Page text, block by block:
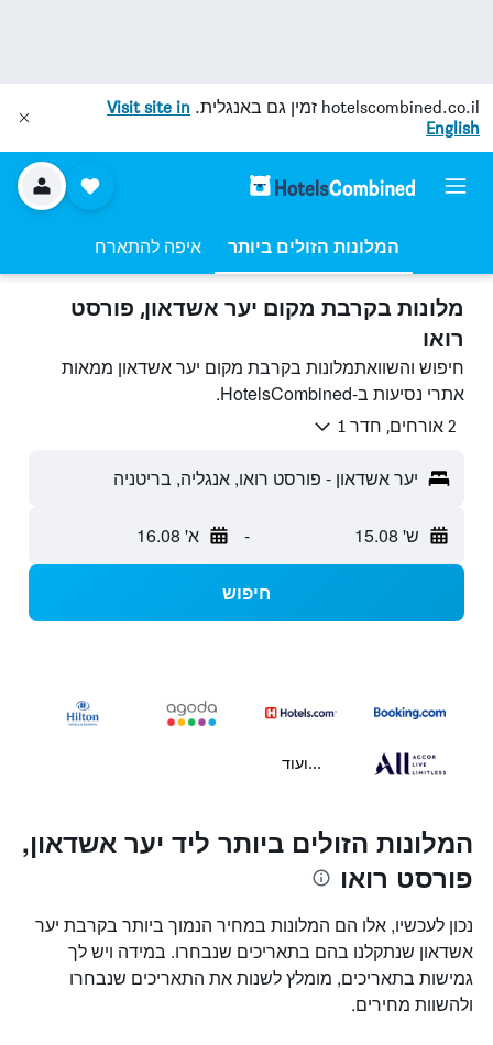
hotelscombined.co.il זמין גם באנגלית. Visit site in
English
המלונות הזולים ביותר איפה להתארח
מלונות בקרבת מקום יער אשדאון, פורסט
רואו
חיפוש והשוואתמלונות בקרבת מקום יער אשדאון ממאות
אתרי נסיעות ב-HotelsCombined.
2 אורחים, חדר 1
יער אשדאון - פורסט רואו, אנגליה, בריטניה
ש' 15.08 - א' 16.08
חיפוש
...ועוד
המלונות הזולים ביותר ליד יער אשדאון,
פורסט רואו
נכון לעכשיו, אלו הם המלונות במחיר הנמוך ביותר בקרבת יער
אשדאון שנתקלנו בהם בתאריכים שנבחרו. במידה ויש לך
גמישות בתאריכים, מומלץ לשנות את התאריכים שנבחרו
ולהשוות מחירים.